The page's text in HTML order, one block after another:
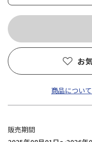
お
商品につい
販売期間